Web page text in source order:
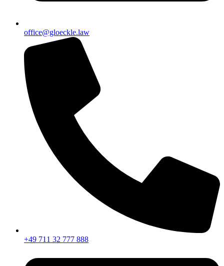
office@gloeckle.law
+49 711 32 777 888